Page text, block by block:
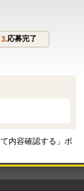
応募完了
内容確認する」ボ